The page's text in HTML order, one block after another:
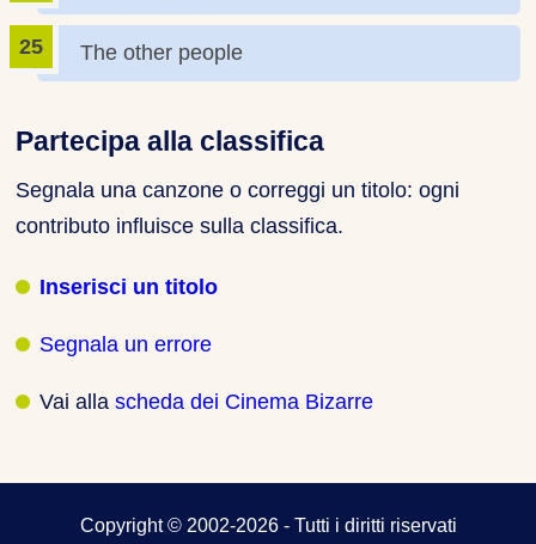
The other people
Partecipa alla classifica
Segnala una canzone o correggi un titolo: ogni
contributo influisce sulla classifica.
Inserisci un titolo
Segnala un errore
Vai allascheda dei Cinema Bizarre
Copyright © 2002-2026 - Tutti i diritti riservati